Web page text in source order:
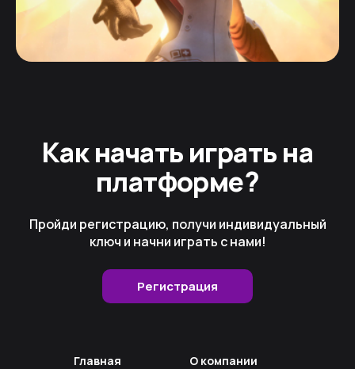
Как начать играть на
платформе?
Пройди регистрацию, получи индивидуальный
ключ и начни играть с нами!
Регистрация
Главная
О компании